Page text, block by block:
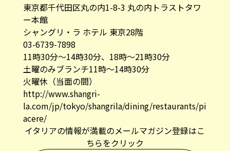
東京都千代田区丸の内1-8-3 丸の内トラストタワ
ー本館
シャングリ・ラ ホテル 東京28階
03-6739-7898
11時30分～14時30分、18時〜21時30分
土曜のみブランチ11時～14時30分
火曜休（当面の間）
http://www.shangri-
la.com/jp/tokyo/shangrila/dining/restaurants/pi
acere/
イタリアの情報が満載のメールマガジン登録はこ
ちらをクリック